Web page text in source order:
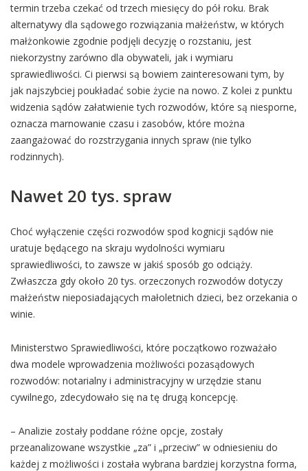
termin trzeba czekać od trzech miesięcy do pół roku. Brak
alternatywy dla sądowego rozwiązania małżeństw, w których
małżonkowie zgodnie podjęli decyzję o rozstaniu, jest
niekorzystny zarówno dla obywateli, jak i wymiaru
sprawiedliwości. Ci pierwsi są bowiem zainteresowani tym, by
jak najszybciej poukładać sobie życie na nowo. Z kolei z punktu
widzenia sądów załatwienie tych rozwodów, które są niesporne,
oznacza marnowanie czasu i zasobów, które można
zaangażować do rozstrzygania innych spraw (nie tylko
rodzinnych).
Nawet 20 tys. spraw
Choć wyłączenie części rozwodów spod kognicji sądów nie
uratuje będącego na skraju wydolności wymiaru
sprawiedliwości, to zawsze w jakiś sposób go odciąży.
Zwłaszcza gdy około 20 tys. orzeczonych rozwodów dotyczy
małżeństw nieposiadających małoletnich dzieci, bez orzekania o
winie.
Ministerstwo Sprawiedliwości, które początkowo rozważało
dwa modele wprowadzenia możliwości pozasądowych
rozwodów: notarialny i administracyjny w urzędzie stanu
cywilnego, zdecydowało się na tę drugą koncepcję.
– Analizie zostały poddane różne opcje, zostały
przeanalizowane wszystkie „za” i „przeciw” w odniesieniu do
każdej z możliwości i została wybrana bardziej korzystna forma,